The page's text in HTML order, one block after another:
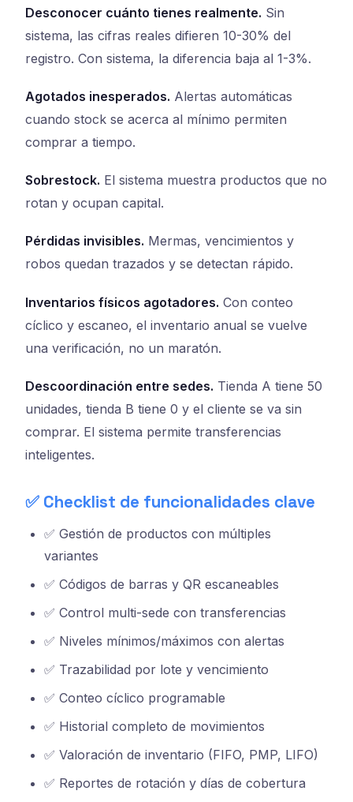
Desconocer cuánto tienes realmente. Sin
sistema, las cifras reales difieren 10-30% del
registro. Con sistema, la diferencia baja al 1-3%.
Agotados inesperados. Alertas automáticas
cuando stock se acerca al mínimo permiten
comprar a tiempo.
Sobrestock. El sistema muestra productos que no
rotan y ocupan capital.
Pérdidas invisibles. Mermas, vencimientos y
robos quedan trazados y se detectan rápido.
Inventarios físicos agotadores. Con conteo
cíclico y escaneo, el inventario anual se vuelve
una verificación, no un maratón.
Descoordinación entre sedes. Tienda A tiene 50
unidades, tienda B tiene 0 y el cliente se va sin
comprar. El sistema permite transferencias
inteligentes.
✅ Checklist de funcionalidades clave
✅ Gestión de productos con múltiples
variantes
✅ Códigos de barras y QR escaneables
✅ Control multi-sede con transferencias
✅ Niveles mínimos/máximos con alertas
✅ Trazabilidad por lote y vencimiento
✅ Conteo cíclico programable
✅ Historial completo de movimientos
✅ Valoración de inventario (FIFO, PMP, LIFO)
✅ Reportes de rotación y días de cobertura